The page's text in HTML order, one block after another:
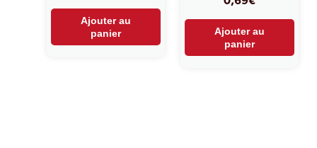
Ajouter au
panier
Ajouter au
panier